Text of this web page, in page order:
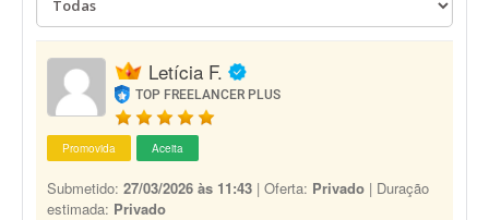
Letícia F.
TOP FREELANCER PLUS
Promovida Aceita
Submetido: 27/03/2026 às 11:43 | Oferta: Privado | Duração
estimada: Privado